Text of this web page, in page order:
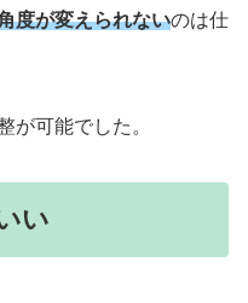
度が変えられないのは仕
が可能でした。
い